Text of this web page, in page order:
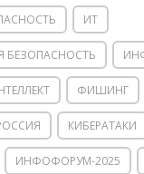
ИТ
ФИШИНГ
КИБЕРАТАКИ
ИНФОФОРУМ-2025